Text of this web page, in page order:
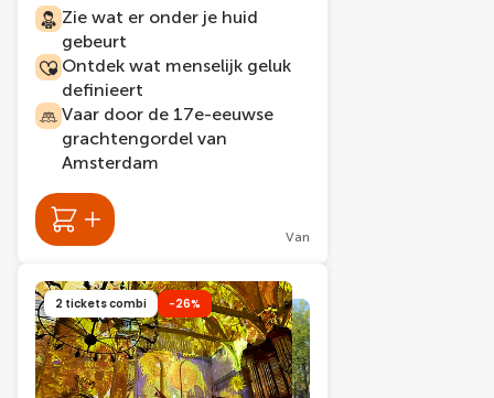
Zie wat er onder je huid
gebeurt
Ontdek wat menselijk geluk
definieert
Vaar door de 17e-eeuwse
grachtengordel van
Amsterdam
Van
2 tickets combi -26%